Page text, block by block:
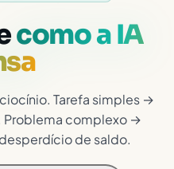
como a IA
Tarefa simples →
Problema complexo →
de saldo.